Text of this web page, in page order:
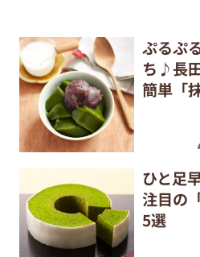
ぷるぷ
ち♪長
簡単「
ひと足
注目の
5選